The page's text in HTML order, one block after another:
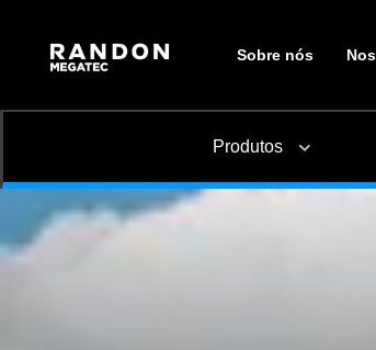
Sobre nós
Produtos